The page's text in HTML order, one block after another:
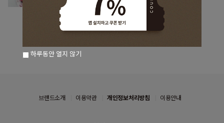
브랜드소개 이용약관 개인정보처리방침 이용안내
하루동안 열지 않기